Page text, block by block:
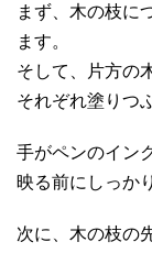
まず、木の枝に
ます。
そして、片方の
それぞれ塗りつ
手がペンのイン
映る前にしっか
次に、木の枝の